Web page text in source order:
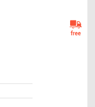
free